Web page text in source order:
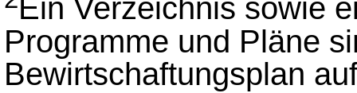
Ein Verzeichnis sowie
Programme und Pläne
Bewirtschaftungsplan